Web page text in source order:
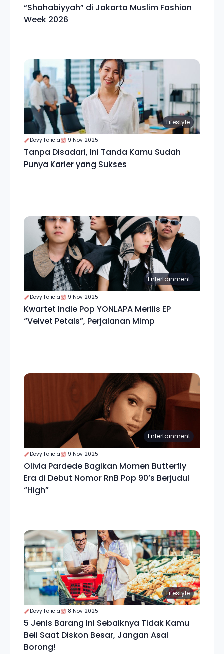
“Shahabiyyah” di Jakarta Muslim Fashion
Week 2026
Lifestyle
Devy Felicia 19 Nov 2025
Tanpa Disadari, Ini Tanda Kamu Sudah
Punya Karier yang Sukses
Entertainment
Devy Felicia 19 Nov 2025
Kwartet Indie Pop YONLAPA Merilis EP
“Velvet Petals”, Perjalanan Mimp
Entertainment
Devy Felicia 19 Nov 2025
Olivia Pardede Bagikan Momen Butterfly
Era di Debut Nomor RnB Pop 90’s Berjudul
“High”
Lifestyle
Devy Felicia 18 Nov 2025
5 Jenis Barang Ini Sebaiknya Tidak Kamu
Beli Saat Diskon Besar, Jangan Asal
Borong!